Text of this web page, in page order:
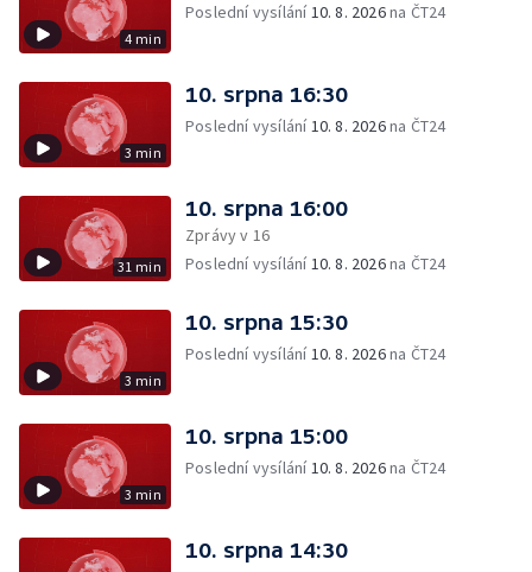
4 min
Poslední vysílání10. 8. 2026na ČT24
3 min
10. srpna 16:30
Poslední vysílání10. 8. 2026na ČT24
31 min
10. srpna 16:00
Zprávy v 16
Poslední vysílání10. 8. 2026na ČT24
3 min
10. srpna 15:30
Poslední vysílání10. 8. 2026na ČT24
3 min
10. srpna 15:00
Poslední vysílání10. 8. 2026na ČT24
10. srpna 14:30